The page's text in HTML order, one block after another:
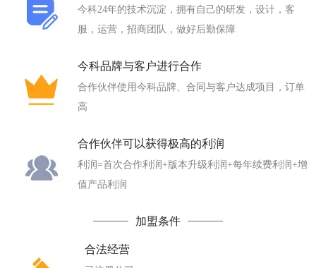
今科24年的技术沉淀，拥有自己的研发，设计，客
服，运营，招商团队，做好后勤保障
今科品牌与客户进行合作
合作伙伴使用今科品牌、合同与客户达成项目，订单
高
合作伙伴可以获得极高的利润
利润=首次合作利润+版本升级利润+每年续费利润+增
值产品利润
加盟条件
合法经营